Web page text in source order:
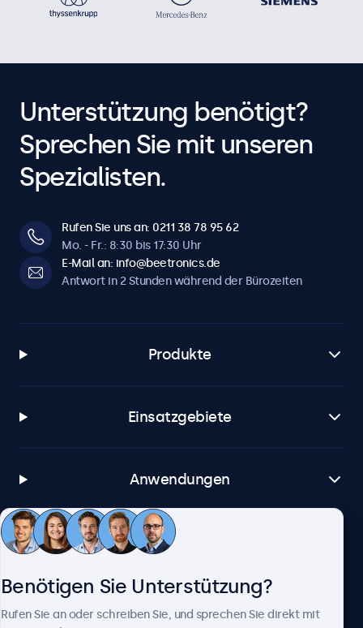
Unterstützung benötigt?
Sprechen Sie mit unseren
Spezialisten.
Rufen Sie uns an: 0211 38 78 95 62
Mo. - Fr.: 8:30 bis 17:30 Uhr
E-Mail an: info@beetronics.de
Antwort in 2 Stunden während der Bürozeiten
Produkte
Einsatzgebiete
Anwendungen
Kundenservice
Benötigen Sie Unterstützung?
Rufen Sie an oder schreiben Sie, und sprechen Sie direkt mit